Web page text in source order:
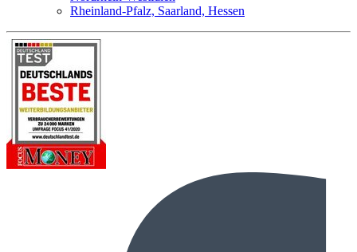
Rheinland-Pfalz, Saarland, Hessen